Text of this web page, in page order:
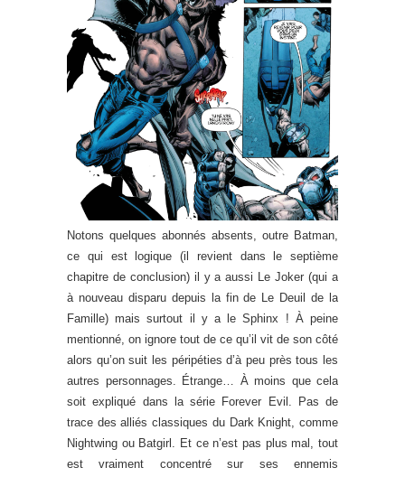
Notons quelques abonnés absents, outre Batman,
ce qui est logique (il revient dans le septième
chapitre de conclusion) il y a aussi Le Joker (qui a
à nouveau disparu depuis la fin de Le Deuil de la
Famille) mais surtout il y a le Sphinx ! À peine
mentionné, on ignore tout de ce qu’il vit de son côté
alors qu’on suit les péripéties d’à peu près tous les
autres personnages. Étrange… À moins que cela
soit expliqué dans la série Forever Evil. Pas de
trace des alliés classiques du Dark Knight, comme
Nightwing ou Batgirl. Et ce n’est pas plus mal, tout
est vraiment concentré sur ses ennemis